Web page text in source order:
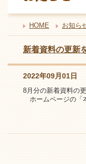
HOME お知ら
新着資料の更新
2022年09月01日
8月分の新着資料の
ホームページの「